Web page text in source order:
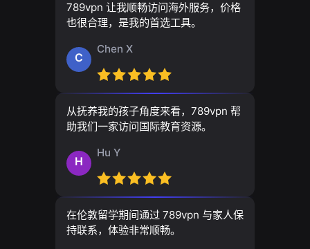
789vpn 让我顺畅访问海外服务，价格
也很合理，是我的首选工具。
C
Chen X
从抚养我的孩子角度来看，789vpn 帮
助我们一家访问国际教育资源。
H
Hu Y
在伦敦留学期间通过 789vpn 与家人保
持联系，体验非常顺畅。